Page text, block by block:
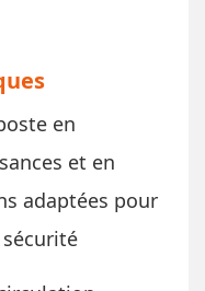
en
et en
adaptées pour